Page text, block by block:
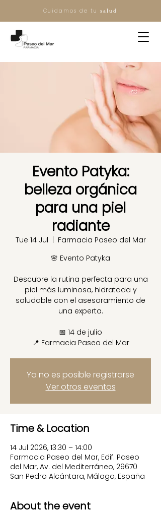
Cuidamos de tu salud
Evento Patyka:
belleza orgánica
para una piel
radiante
Tue 14 Jul
Farmacia Paseo del Mar
🌸 Evento Patyka
Descubre la rutina perfecta para una
piel más luminosa, hidratada y
saludable con el asesoramiento de
una experta.
📅 14 de julio
📍 Farmacia Paseo del Mar
Ya no es posible registrarse
Ver otros eventos
Time & Location
14 Jul 2026, 13:30 – 14:00
Farmacia Paseo del Mar, Edif. Paseo
del Mar, Av. del Mediterráneo, 29670
San Pedro Alcántara, Málaga, España
About the event